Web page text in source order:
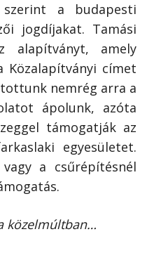
a budapesti
jogdíjakat. Tamási
alapítványt, amely
Közalapítványi címet
nemrég arra a
ápolunk, azóta
támogatják az
egyesületet.
vagy a csűrépítésnél
közelmúltban…